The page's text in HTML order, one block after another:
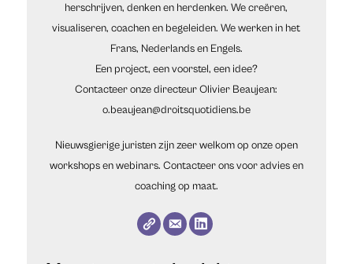
herschrijven, denken en herdenken. We creëren,
visualiseren, coachen en begeleiden. We werken in het
Frans, Nederlands en Engels.
Een project, een voorstel, een idee?
Contacteer onze directeur Olivier Beaujean:
o.beaujean@droitsquotidiens.be
Nieuwsgierige juristen zijn zeer welkom op onze open
workshops en webinars. Contacteer ons voor advies en
coaching op maat.